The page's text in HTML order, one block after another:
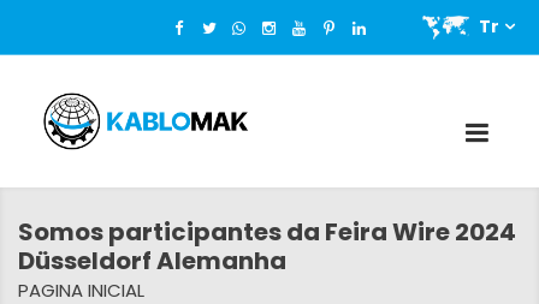
Tr
Somos participantes da Feira Wire 2024
Düsseldorf Alemanha
PAGINA INICIAL